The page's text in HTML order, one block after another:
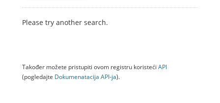
Please try another search.
Također možete pristupiti ovom registru koristeći API
(pogledajte Dokumenаtаcijа API-jа).